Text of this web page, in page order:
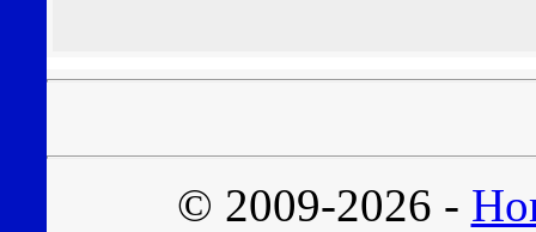
© 2009-2026 -